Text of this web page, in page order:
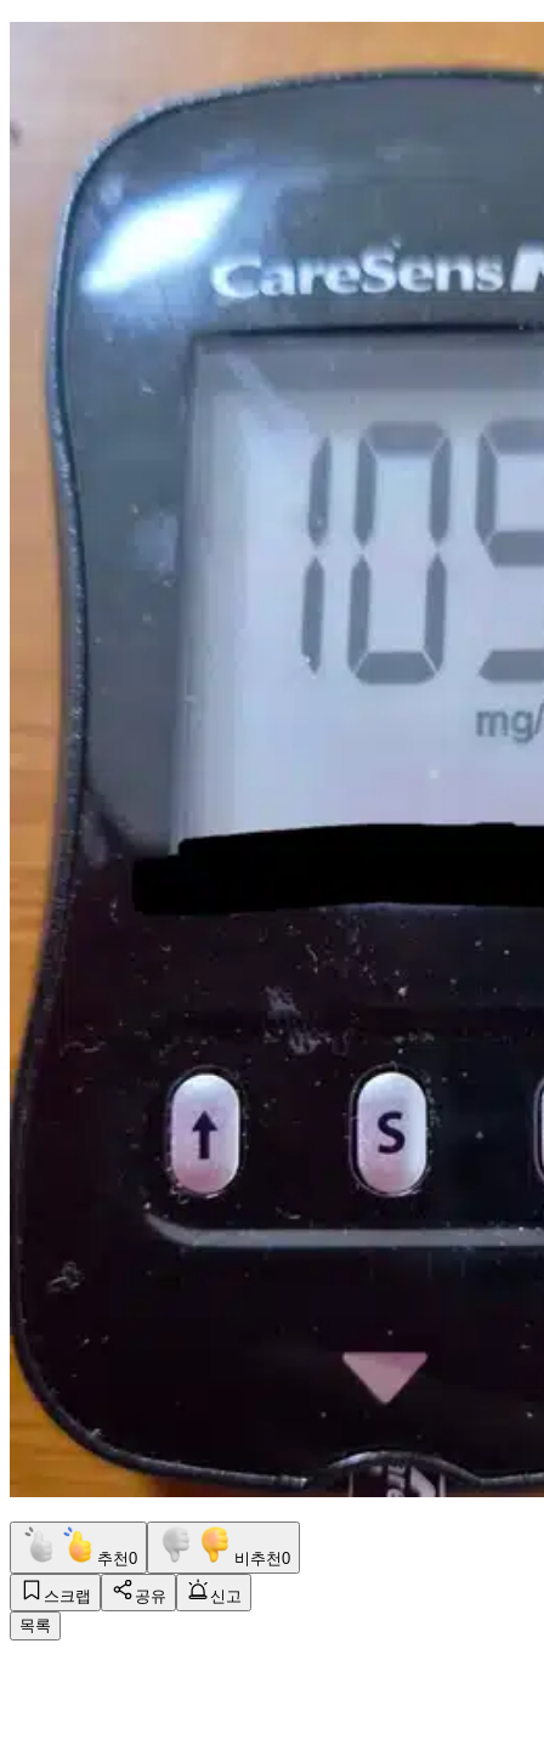
추천0 비추천0
스크랩 공유
신고
목록